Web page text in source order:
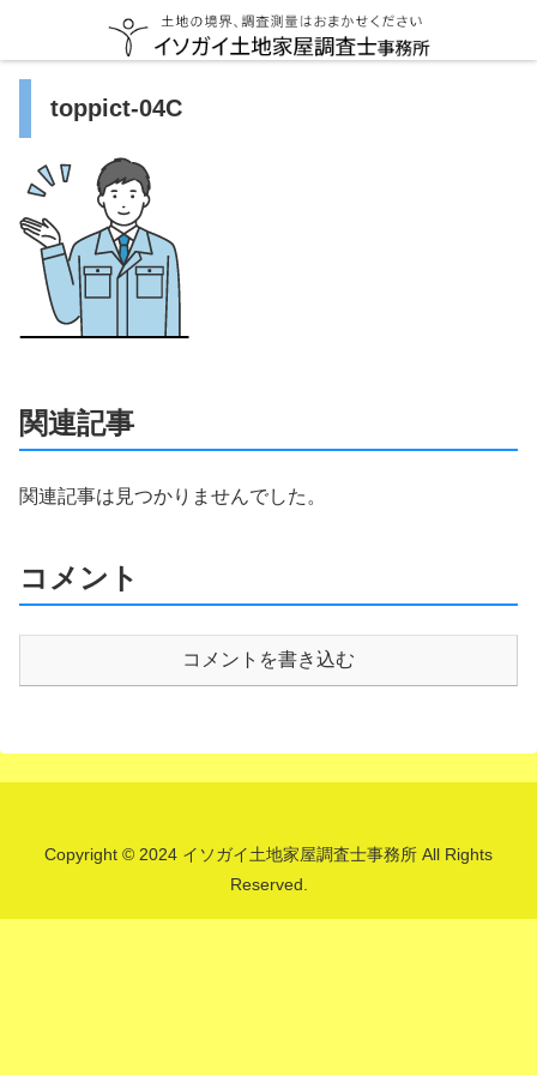
toppict-04C
関連記事
関連記事は見つかりませんでした。
コメント
コメントを書き込む
Copyright © 2024 イソガイ土地家屋調査士事務所 All Rights
Reserved.